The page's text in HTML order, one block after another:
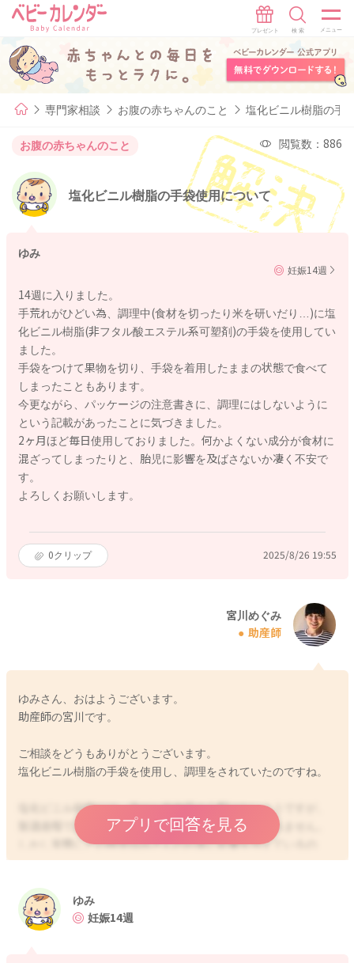
専門家相談 お腹の赤ちゃんのこと 塩化ビニル樹脂の手
お腹の赤ちゃんのこと 閲覧数：886
塩化ビニル樹脂の手袋使用について
ゆみ
妊娠14週
14週に入りました。
手荒れがひどい為、調理中(食材を切ったり米を研いだり…)に塩
化ビニル樹脂(非フタル酸エステル系可塑剤)の手袋を使用してい
ました。
手袋をつけて果物を切り、手袋を着用したままの状態で食べて
しまったこともあります。
今更ながら、パッケージの注意書きに、調理にはしないように
という記載があったことに気づきました。
2ヶ月ほど毎日使用しておりました。何かよくない成分が食材に
混ざってしまったりと、胎児に影響を及ばさないか凄く不安で
す。
よろしくお願いします。
0クリップ 2025/8/26 19:55
宮川めぐみ
助産師
ゆみさん、おはようございます。
助産師の宮川です。
ご相談をどうもありがとうございます。
塩化ビニル樹脂の手袋を使用し、調理をされていたのですね。
塩化ビニル樹脂には、発がん性物質の心配はないようですが、
製造過程では環境ホルモンなどの心配があるかもしれません。
しかし実際にどの程度ゆみさんのお体に影響を与えているの
は、こちらではお返事が難しいところになってきてしまいま
ご不安になられているところ、大変申し訳ありません。
アプリで回答を見る
ゆみ
妊娠14週